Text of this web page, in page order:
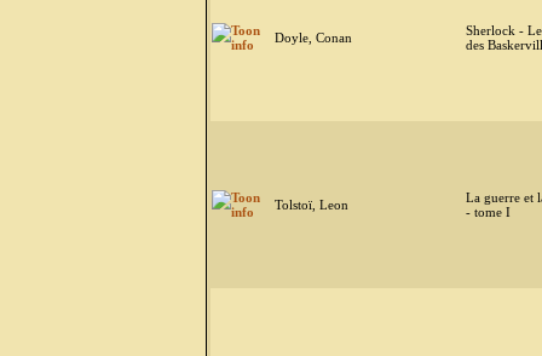
Doyle, Conan
Sherlock -
des
Tolstoï, Leon
La guerre et
- tome I